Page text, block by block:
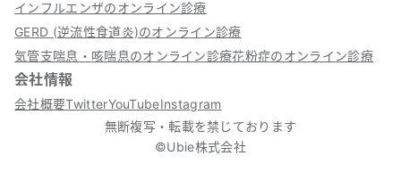
インフルエンザのオンライン診療
GERD (逆流性食道炎)のオンライン診療
気管支喘息・咳喘息のオンライン診療花粉症のオンライン診療
会社情報
会社概要TwitterYouTubeInstagram
無断複写・転載を禁じております
©Ubie株式会社